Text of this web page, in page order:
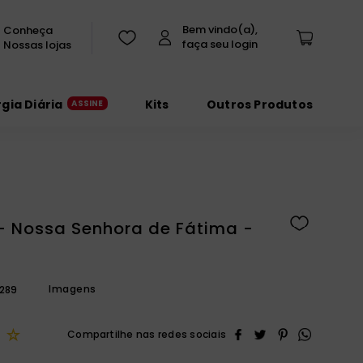
Conheça
Nossas lojas
Diária Kits Outros Produtos
Nossa Senhora de Fátima -
Imagens
☆